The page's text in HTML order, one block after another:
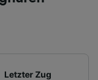
Letzter Zug